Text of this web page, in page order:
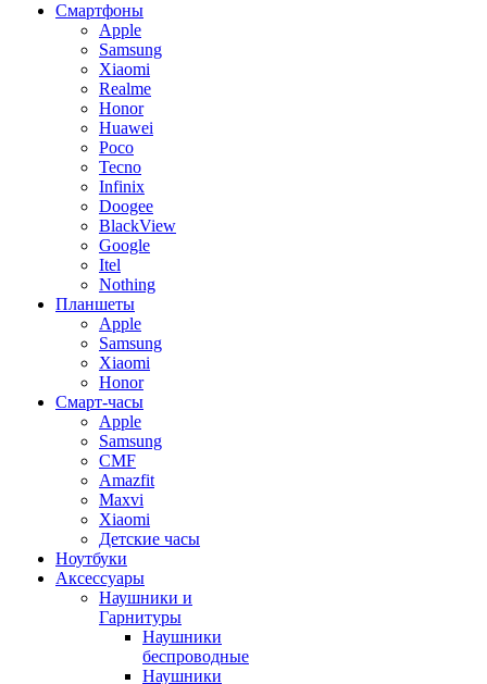
Смартфоны
Apple
Samsung
Xiaomi
Realme
Honor
Huawei
Poco
Tecno
Infinix
Doogee
BlackView
Google
Itel
Nothing
Планшеты
Apple
Samsung
Xiaomi
Honor
Смарт-часы
Apple
Samsung
CMF
Amazfit
Maxvi
Xiaomi
Детские часы
Ноутбуки
Аксессуары
Наушники и
Гарнитуры
Наушники
беспроводные
Наушники